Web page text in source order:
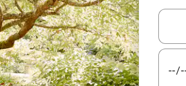
למעלה ולמטה או לעיין בעזרת תנועות מגע או החלקה.